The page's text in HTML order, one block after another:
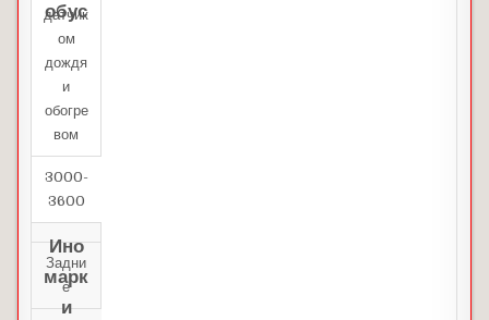
обус
датчик
ом
дождя
и
обогре
вом
3000-
3600
Ино
марк
и
Задни
е